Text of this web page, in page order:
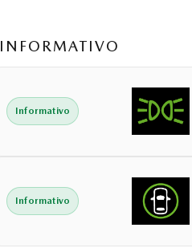
INFORMATIVO
Informativo
Informativo